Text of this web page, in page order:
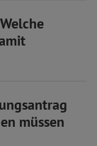
müssen